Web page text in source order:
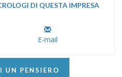
DI QUESTA IMPRESA
E-mail
UN PENSIERO